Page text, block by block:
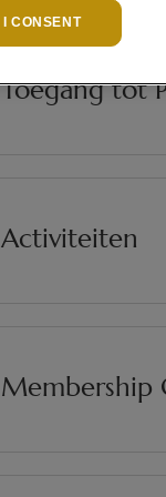
Toegang tot
Activiteiten
Membership
I CONSENT